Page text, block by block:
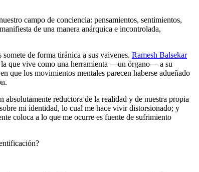
campo de conciencia: pensamientos, sentimientos,
de una manera anárquica e incontrolada,
de forma tiránica a sus vaivenes. Ramesh Balsekar
la que vive como una herramienta ―un órgano― a su
que los movimientos mentales parecen haberse adueñado
reductora de la realidad y de nuestra propia
mi identidad, lo cual me hace vivir distorsionado; y
coloca a lo que me ocurre es fuente de sufrimiento